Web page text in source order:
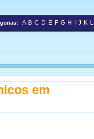
A B C D E F G H J K L
em